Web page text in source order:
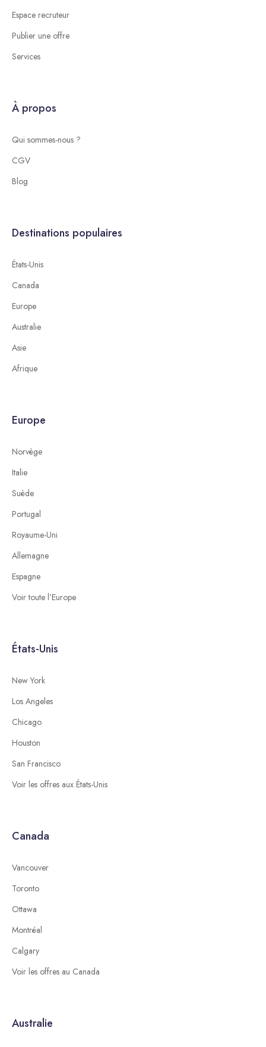
Espace recruteur
Publier une offre
Services
À propos
Qui sommes-nous ?
CGV
Blog
Destinations populaires
États-Unis
Canada
Europe
Australie
Asie
Afrique
Europe
Norvège
Italie
Suède
Portugal
Royaume-Uni
Allemagne
Espagne
Voir toute l’Europe
États-Unis
New York
Los Angeles
Chicago
Houston
San Francisco
Voir les offres aux États-Unis
Canada
Vancouver
Toronto
Ottawa
Montréal
Calgary
Voir les offres au Canada
Australie